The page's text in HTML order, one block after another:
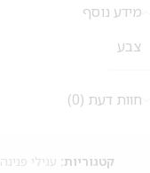
מידע נוסף
צבע
חוות דעת (0)
קטגוריות: עגילי פנינה